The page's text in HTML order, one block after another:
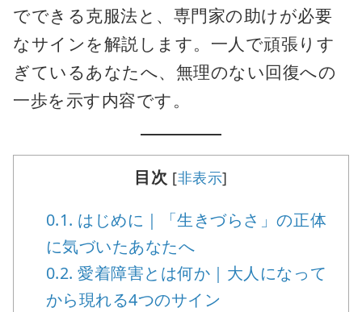
でできる克服法と、専門家の助けが必要
なサインを解説します。一人で頑張りす
ぎているあなたへ、無理のない回復への
一歩を示す内容です。
目次 [非表示]
0.1. はじめに｜「生きづらさ」の正体
に気づいたあなたへ
0.2. 愛着障害とは何か｜大人になって
から現れる4つのサイン